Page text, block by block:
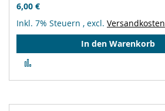
6,00 €
Inkl. 7% Steuern , excl. Versandkosten
In den Warenkorb
hinzufügen